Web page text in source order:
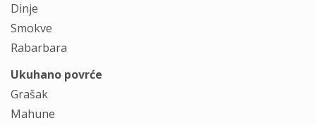
Dinje
Smokve
Rabarbara
Ukuhano povrće
Grašak
Mahune